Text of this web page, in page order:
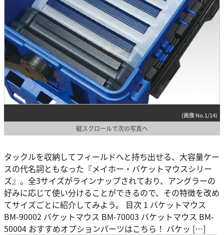
(画像 No.1/14)
縦スクロールで次の写真へ
タックルを収納してフィールドへと持ち出せる、大容量ケー
スの代名詞ともなった『メイホー・バケットマウスシリー
ズ』。全3サイズがラインナップされており、アングラーの
好みに応じて使い分けることができるので、その特徴を改め
てサイズごとに紹介してみよう。 目次 1 バケットマウス
BM-90002 バケットマウス BM-70003 バケットマウス BM-
50004 おすすめオプションパーツはこちら！ バケッ […]